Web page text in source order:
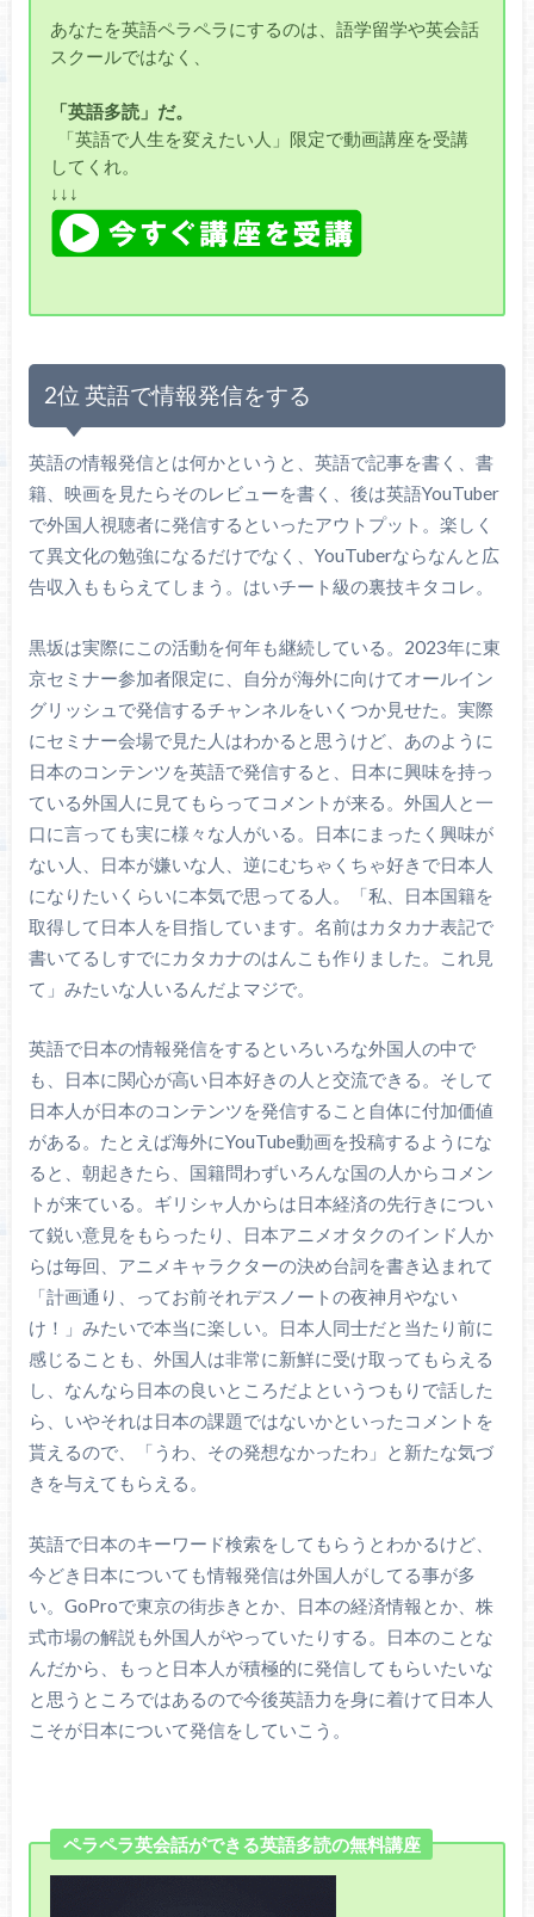
あなたを英語ペラペラにするのは、語学留学や英会話
スクールではなく、
「英語多読」だ。
「英語で人生を変えたい人」限定で動画講座を受講
してくれ。
↓↓↓
2位 英語で情報発信をする
英語の情報発信とは何かというと、英語で記事を書く、書
籍、映画を見たらそのレビューを書く、後は英語YouTuber
で外国人視聴者に発信するといったアウトプット。楽しく
て異文化の勉強になるだけでなく、YouTuberならなんと広
告収入ももらえてしまう。はいチート級の裏技キタコレ。
黒坂は実際にこの活動を何年も継続している。2023年に東
京セミナー参加者限定に、自分が海外に向けてオールイン
グリッシュで発信するチャンネルをいくつか見せた。実際
にセミナー会場で見た人はわかると思うけど、あのように
日本のコンテンツを英語で発信すると、日本に興味を持っ
ている外国人に見てもらってコメントが来る。外国人と一
口に言っても実に様々な人がいる。日本にまったく興味が
ない人、日本が嫌いな人、逆にむちゃくちゃ好きで日本人
になりたいくらいに本気で思ってる人。「私、日本国籍を
取得して日本人を目指しています。名前はカタカナ表記で
書いてるしすでにカタカナのはんこも作りました。これ見
て」みたいな人いるんだよマジで。
英語で日本の情報発信をするといろいろな外国人の中で
も、日本に関心が高い日本好きの人と交流できる。そして
日本人が日本のコンテンツを発信すること自体に付加価値
がある。たとえば海外にYouTube動画を投稿するようにな
ると、朝起きたら、国籍問わずいろんな国の人からコメン
トが来ている。ギリシャ人からは日本経済の先行きについ
て鋭い意見をもらったり、日本アニメオタクのインド人か
らは毎回、アニメキャラクターの決め台詞を書き込まれて
「計画通り、ってお前それデスノートの夜神月やない
け！」みたいで本当に楽しい。日本人同士だと当たり前に
感じることも、外国人は非常に新鮮に受け取ってもらえる
し、なんなら日本の良いところだよというつもりで話した
ら、いやそれは日本の課題ではないかといったコメントを
貰えるので、「うわ、その発想なかったわ」と新たな気づ
きを与えてもらえる。
英語で日本のキーワード検索をしてもらうとわかるけど、
今どき日本についても情報発信は外国人がしてる事が多
い。GoProで東京の街歩きとか、日本の経済情報とか、株
式市場の解説も外国人がやっていたりする。日本のことな
んだから、もっと日本人が積極的に発信してもらいたいな
と思うところではあるので今後英語力を身に着けて日本人
こそが日本について発信をしていこう。
ペラペラ英会話ができる英語多読の無料講座